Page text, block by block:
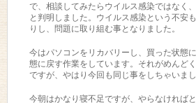
で、相談してみたらウイルス感染ではなく
と判明しました。ウイルス感染という不安
りし、問題に取り組む事となりました。
今はパソコンをリカバリーし、買った状態
態に戻す作業をしています。それがめんど
ですが、やはり今回も同じ事をしちゃいまし
今朝はかなり寝不足ですが、やらなければ